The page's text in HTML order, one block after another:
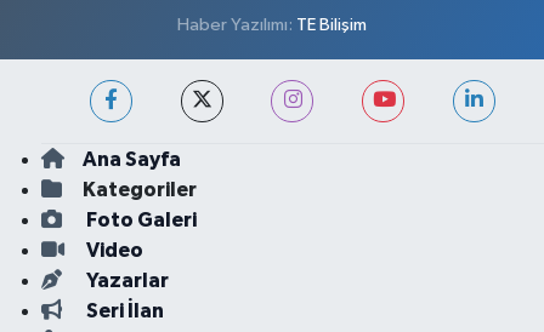
Haber Yazılımı: TE Bilişim
Ana Sayfa
Kategoriler
Foto Galeri
Video
Yazarlar
Seri İlan